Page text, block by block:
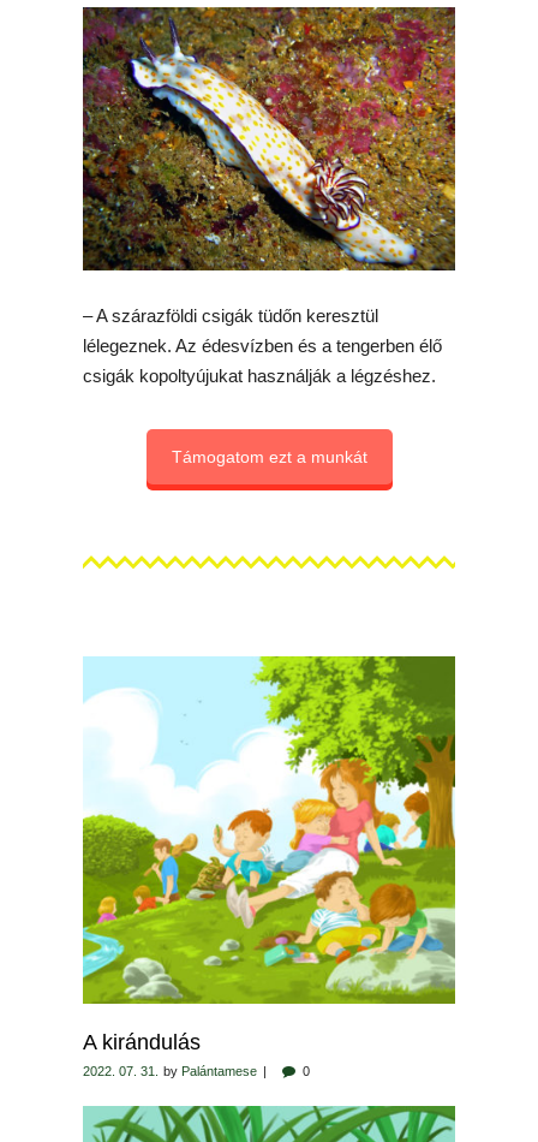
– A szárazföldi csigák tüdőn keresztül
lélegeznek. Az édesvízben és a tengerben élő
csigák kopoltyújukat használják a légzéshez.
Támogatom ezt a munkát
A kirándulás
2022. 07. 31. by Palántamese 0